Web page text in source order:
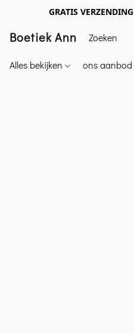
GRATIS
Boetiek Ann
Alles bekijken ons aanbod